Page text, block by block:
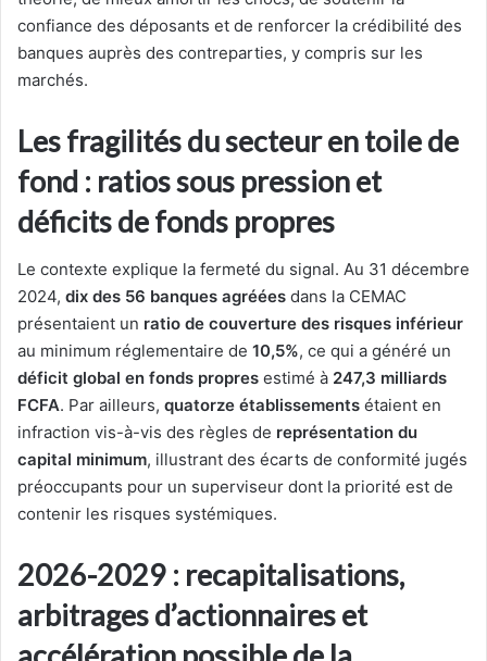
confiance des déposants et de renforcer la crédibilité des
banques auprès des contreparties, y compris sur les
marchés.
Les fragilités du secteur en toile de
fond : ratios sous pression et
déficits de fonds propres
Le contexte explique la fermeté du signal. Au 31 décembre
2024, dix des 56 banques agréées dans la CEMAC
présentaient un ratio de couverture des risques inférieur
au minimum réglementaire de 10,5%, ce qui a généré un
déficit global en fonds propres estimé à 247,3 milliards
FCFA. Par ailleurs, quatorze établissements étaient en
infraction vis-à-vis des règles de représentation du
capital minimum, illustrant des écarts de conformité jugés
préoccupants pour un superviseur dont la priorité est de
contenir les risques systémiques.
2026-2029 : recapitalisations,
arbitrages d’actionnaires et